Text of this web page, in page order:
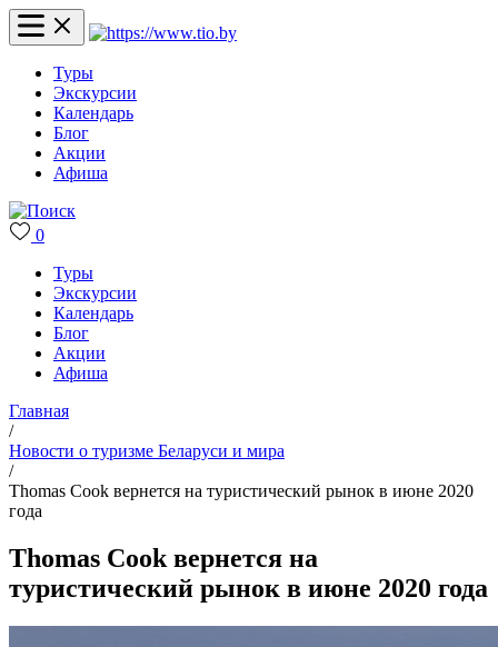
Туры
Экскурсии
Календарь
Блог
Акции
Афиша
0
Туры
Экскурсии
Календарь
Блог
Акции
Афиша
Главная
/
Новости о туризме Беларуси и мира
/
Thomas Cook вернется на туристический рынок в июне 2020
года
Thomas Cook вернется на
туристический рынок в июне 2020 года